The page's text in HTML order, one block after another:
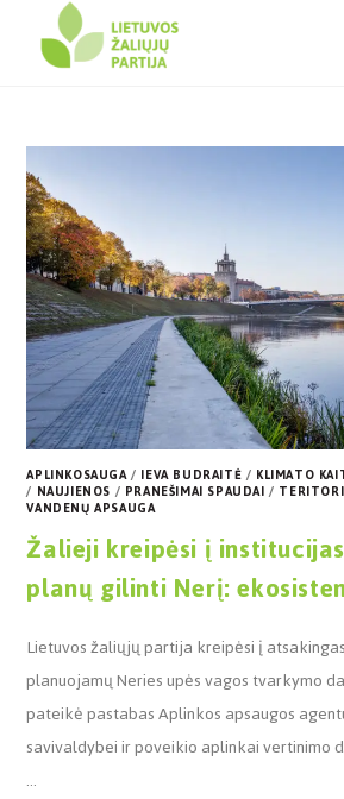
APLINKOSAUGA/ IEVA BUDRAITĖ/ KLIMATO
/ NAUJIENOS/ PRANEŠIMAI SPAUDAI/
VANDENŲ APSAUGA
Žalieji kreipėsi į
planų gilinti Nerį:
Lietuvos žaliųjų partija kreipėsi į
planuojamų Neries upės vagos tvarkymo
pateikė pastabas Aplinkos apsaugos
savivaldybei ir poveikio aplinkai vertinimo
…